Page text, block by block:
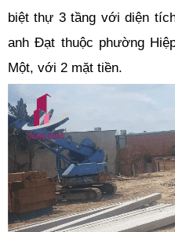
biệt thự 3 tầng với diện
anh Đạt thuộc phường
Một, với 2 mặt tiền.